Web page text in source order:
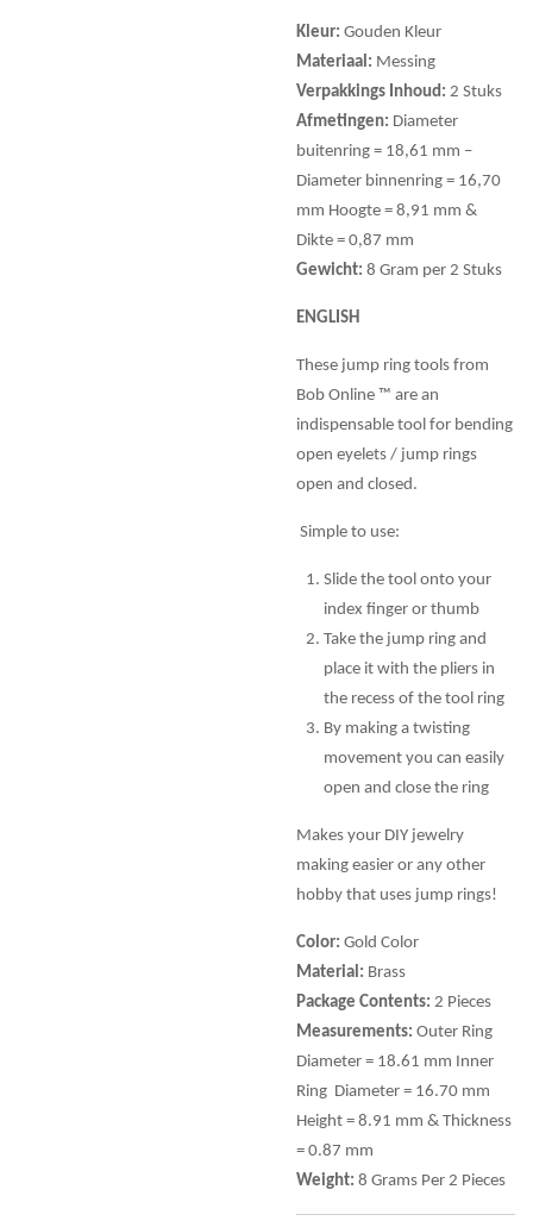
Kleur: Gouden Kleur
Materiaal: Messing
Verpakkings Inhoud: 2 Stuks
Afmetingen: Diameter
buitenring = 18,61 mm –
Diameter binnenring = 16,70
mm Hoogte = 8,91 mm &
Dikte = 0,87 mm
Gewicht: 8 Gram per 2 Stuks
ENGLISH
These jump ring tools from
Bob Online ™ are an
indispensable tool for bending
open eyelets / jump rings
open and closed.
Simple to use:
Slide the tool onto your
index finger or thumb
Take the jump ring and
place it with the pliers in
the recess of the tool ring
By making a twisting
movement you can easily
open and close the ring
Makes your DIY jewelry
making easier or any other
hobby that uses jump rings!
Color: Gold Color
Material: Brass
Package Contents: 2 Pieces
Measurements: Outer Ring
Diameter = 18.61 mm Inner
Ring Diameter = 16.70 mm
Height = 8.91 mm & Thickness
= 0.87 mm
Weight: 8 Grams Per 2 Pieces